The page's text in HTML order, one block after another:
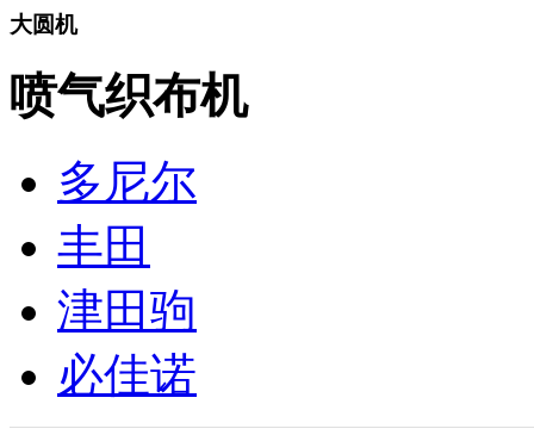
大圆机
喷气织布机
多尼尔
丰田
津田驹
必佳诺